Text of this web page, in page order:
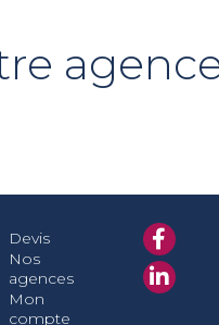
Devis
Nos
agences
Mon
compte